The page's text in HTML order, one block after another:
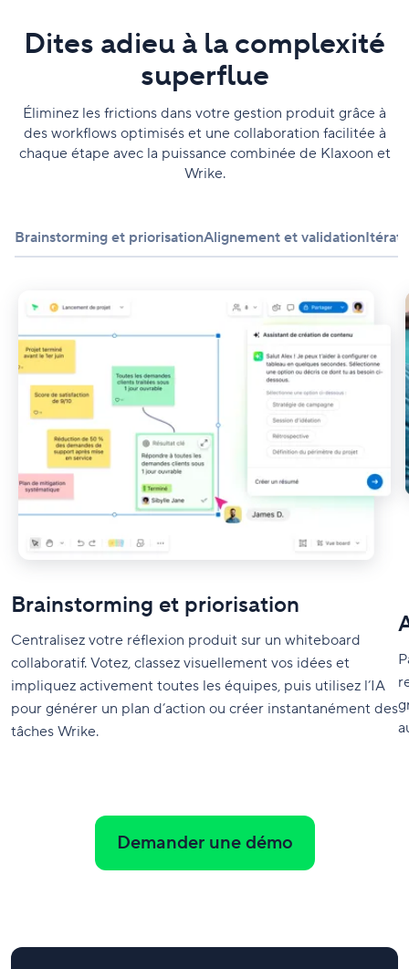
Dites adieu à la complexité
superflue
Éliminez les frictions dans votre gestion produit grâce à
des workflows optimisés et une collaboration facilitée à
chaque étape avec la puissance combinée de Klaxoon et
Wrike.
Brainstorming et priorisationAlignement et validation
Brainstorming et priorisation
Centralisez votre réflexion produit sur un whiteboard
collaboratif. Votez, classez visuellement vos idées et
impliquez activement toutes les équipes, puis utilisez l’IA
pour générer un plan d’action ou créer instantanément des
tâches Wrike.
Demander une démo